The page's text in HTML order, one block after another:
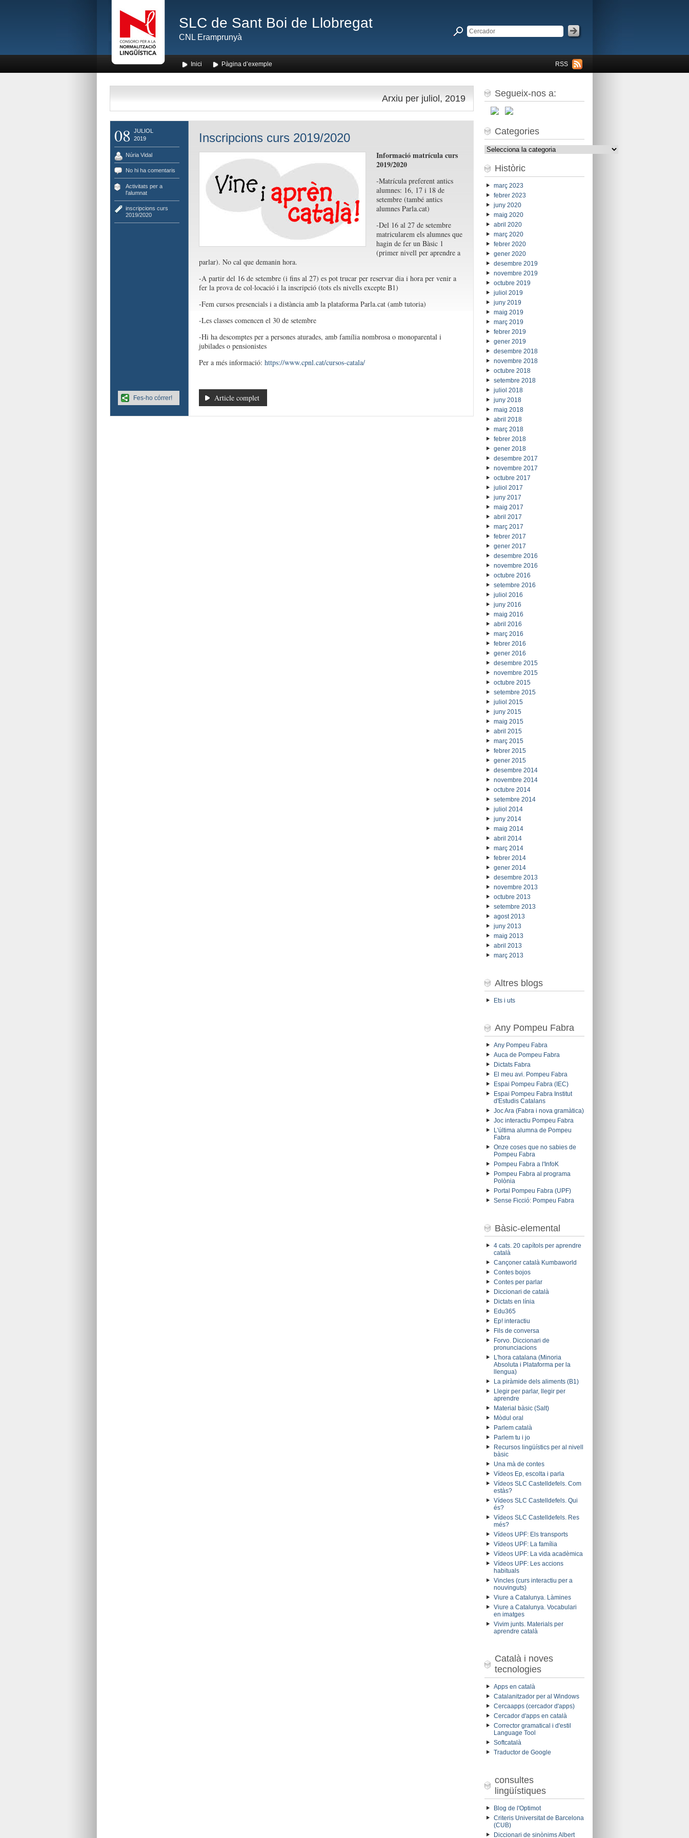
SLC de Sant Boi de Llobregat
CNL Eramprunyà
RSS
Inici Pàgina d’exemple
Arxiu per juliol, 2019
08
JULIOL
2019
Núria Vidal
No hi ha comentaris
Activitats per a
l'alumnat
inscripcions curs
2019/2020
Inscripcions curs 2019/2020
Informació matrícula curs
2019/2020
-Matrícula preferent antics
alumnes: 16, 17 i 18 de
setembre (també antics
alumnes Parla.cat)
-Del 16 al 27 de setembre
matricularem els alumnes que
hagin de fer un Bàsic 1
(primer nivell per aprendre a
parlar). No cal que demanin hora.
-A partir del 16 de setembre (i fins al 27) es pot trucar per reservar dia i hora per venir a
fer la prova de col·locació i la inscripció (tots els nivells excepte B1)
-Fem cursos presencials i a distància amb la plataforma Parla.cat (amb tutoria)
-Les classes comencen el 30 de setembre
-Hi ha descomptes per a persones aturades, amb família nombrosa o monoparental i
jubilades o pensionistes
Per a més informació: https://www.cpnl.cat/cursos-catala/
Article complet
Fes-ho córrer!
Segueix-nos a:
Categories
Categories
Històric
març 2023
febrer 2023
juny 2020
maig 2020
abril 2020
març 2020
febrer 2020
gener 2020
desembre 2019
novembre 2019
octubre 2019
juliol 2019
juny 2019
maig 2019
març 2019
febrer 2019
gener 2019
desembre 2018
novembre 2018
octubre 2018
setembre 2018
juliol 2018
juny 2018
maig 2018
abril 2018
març 2018
febrer 2018
gener 2018
desembre 2017
novembre 2017
octubre 2017
juliol 2017
juny 2017
maig 2017
abril 2017
març 2017
febrer 2017
gener 2017
desembre 2016
novembre 2016
octubre 2016
setembre 2016
juliol 2016
juny 2016
maig 2016
abril 2016
març 2016
febrer 2016
gener 2016
desembre 2015
novembre 2015
octubre 2015
setembre 2015
juliol 2015
juny 2015
maig 2015
abril 2015
març 2015
febrer 2015
gener 2015
desembre 2014
novembre 2014
octubre 2014
setembre 2014
juliol 2014
juny 2014
maig 2014
abril 2014
març 2014
febrer 2014
gener 2014
desembre 2013
novembre 2013
octubre 2013
setembre 2013
agost 2013
juny 2013
maig 2013
abril 2013
març 2013
Altres blogs
Ets i uts
Any Pompeu Fabra
Any Pompeu Fabra
Auca de Pompeu Fabra
Dictats Fabra
El meu avi. Pompeu Fabra
Espai Pompeu Fabra (IEC)
Espai Pompeu Fabra Institut
d'Estudis Catalans
Joc Ara (Fabra i nova gramàtica)
Joc interactiu Pompeu Fabra
L'última alumna de Pompeu
Fabra
Onze coses que no sabies de
Pompeu Fabra
Pompeu Fabra a l'InfoK
Pompeu Fabra al programa
Polònia
Portal Pompeu Fabra (UPF)
Sense Ficció: Pompeu Fabra
Bàsic-elemental
4 cats. 20 capítols per aprendre
català
Cançoner català Kumbaworld
Contes bojos
Contes per parlar
Diccionari de català
Dictats en línia
Edu365
Ep! interactiu
Fils de conversa
Forvo. Diccionari de
pronunciacions
L'hora catalana (Minoria
Absoluta i Plataforma per la
llengua)
La piràmide dels aliments (B1)
Llegir per parlar, llegir per
aprendre
Material bàsic (Salt)
Mòdul oral
Parlem català
Parlem tu i jo
Recursos lingüístics per al nivell
bàsic
Una mà de contes
Vídeos Ep, escolta i parla
Vídeos SLC Castelldefels. Com
estàs?
Vídeos SLC Castelldefels. Qui
és?
Vídeos SLC Castelldefels. Res
més?
Vídeos UPF: Els transports
Vídeos UPF: La família
Vídeos UPF: La vida acadèmica
Vídeos UPF: Les accions
habituals
Vincles (curs interactiu per a
nouvinguts)
Viure a Catalunya. Làmines
Viure a Catalunya. Vocabulari
en imatges
Vivim junts. Materials per
aprendre català
Català i noves
tecnologies
Apps en català
Catalanitzador per al Windows
Cercaapps (cercador d'apps)
Cercador d'apps en català
Corrector gramatical i d'estil
Language Tool
Softcatalà
Traductor de Google
consultes
lingüístiques
Blog de l'Optimot
Criteris Universitat de Barcelona
(CUB)
Diccionari de sinònims Albert